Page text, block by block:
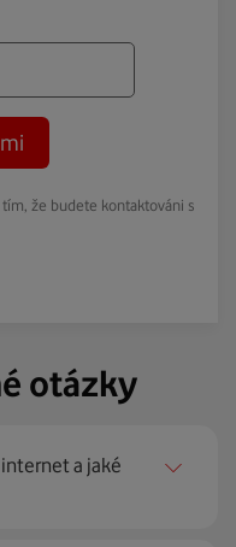
že budete kontaktováni s
otázky
a jaké